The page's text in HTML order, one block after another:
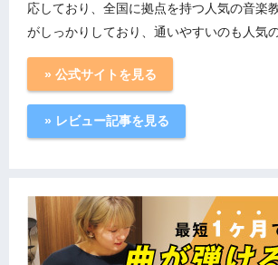
応しており、全国に拠点を持つ人気の音楽
がしっかりしており、通いやすいのも人気
» 公式サイトを見る
» レビュー記事を見る